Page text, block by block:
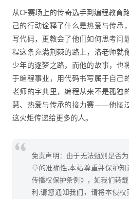
从CF赛场上的传奇选手到编程教育
己的行动诠释了什么是热爱与传承
写代码，更教会了他们如何思考问
程这条充满荆棘的路上，洛老师就
少年的逐梦之路，而他的故事，也
于编程事业，用代码书写属于自己
老师的字典里，编程从来不是孤独
慧、热爱与传承的接力赛——他接
这火炬传递给更多的人。
免责声明：由于无法甄别是否
章的准确性,本站尊重并保护
传播权保护条例》，如我们转
利,请您通知我们，请将本侵